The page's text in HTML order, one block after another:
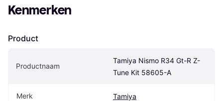
Kenmerken
Product
Productnaam
Tamiya Nismo R34 Gt-R Z-
Tune Kit 58605-A
Merk Tamiya